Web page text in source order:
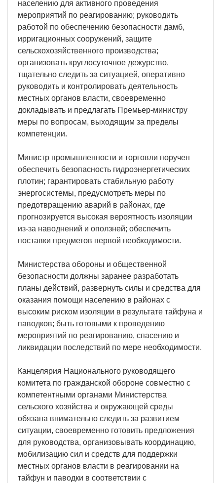
населению для активного проведения
мероприятий по реагированию; руководить
работой по обеспечению безопасности дамб,
ирригационных сооружений, защите
сельскохозяйственного производства;
организовать круглосуточное дежурство,
тщательно следить за ситуацией, оперативно
руководить и контролировать деятельность
местных органов власти, своевременно
докладывать и предлагать Премьер-министру
меры по вопросам, выходящим за пределы
компетенции.
Министр промышленности и торговли поручен
обеспечить безопасность гидроэнергетических
плотин; гарантировать стабильную работу
энергосистемы, предусмотреть меры по
предотвращению аварий в районах, где
прогнозируется высокая вероятность изоляции
из-за наводнений и оползней; обеспечить
поставки предметов первой необходимости.
Министерства обороны и общественной
безопасности должны заранее разработать
планы действий, развернуть силы и средства для
оказания помощи населению в районах с
высоким риском изоляции в результате тайфуна и
паводков; быть готовыми к проведению
мероприятий по реагированию, спасению и
ликвидации последствий по мере необходимости.
Канцелярия Национального руководящего
комитета по гражданской обороне совместно с
компетентными органами Министерства
сельского хозяйства и окружающей среды
обязана внимательно следить за развитием
ситуации, своевременно готовить предложения
для руководства, организовывать координацию,
мобилизацию сил и средств для поддержки
местных органов власти в реагировании на
тайфун и паводки в соответствии с